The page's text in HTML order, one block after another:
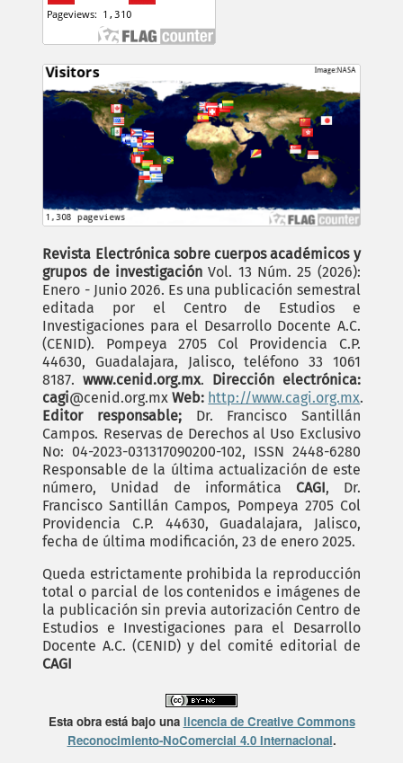
Revista Electrónica sobre cuerpos académicos y
grupos de investigación Vol. 13 Núm. 25 (2026):
Enero - Junio 2026. Es una publicación semestral
editada por el Centro de Estudios e
Investigaciones para el Desarrollo Docente A.C.
(CENID). Pompeya 2705 Col Providencia C.P.
44630, Guadalajara, Jalisco, teléfono 33 1061
8187.www.cenid.org.mx. Dirección electrónica:
cagi@cenid.org.mxWeb: http://www.cagi.org.mx.
Editor responsable;Dr. Francisco Santillán
Campos. Reservas de Derechos al Uso Exclusivo
No: 04-2023-031317090200-102, ISSN 2448-6280
Responsable de la última actualización de este
número, Unidad de informática CAGI, Dr.
Francisco Santillán Campos, Pompeya 2705 Col
Providencia C.P. 44630, Guadalajara, Jalisco,
fecha de última modificación, 23 de enero 2025.
Queda estrictamente prohibida la reproducción
total o parcial de los contenidos e imágenes de
la publicación sin previa autorización Centro de
Estudios e Investigaciones para el Desarrollo
Docente A.C. (CENID) y del comité editorial de
CAGI
Esta obra está bajo una licencia de Creative Commons
Reconocimiento-NoComercial 4.0 Internacional.